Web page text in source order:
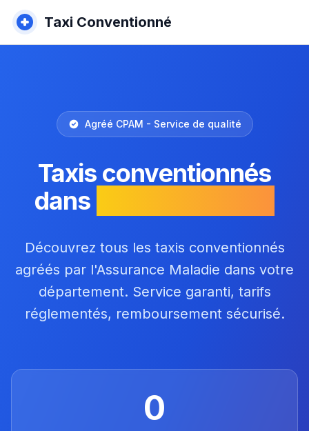
Taxi Conventionné
Agréé CPAM - Service de qualité
Taxis conventionnés
dans
Découvrez tous les taxis conventionnés
agréés par l'Assurance Maladie dans votre
département. Service garanti, tarifs
réglementés, remboursement sécurisé.
0